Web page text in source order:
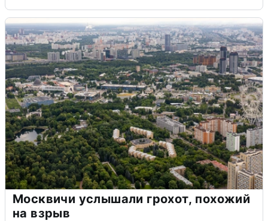
Москвичи услышали грохот, похожий
на взрыв